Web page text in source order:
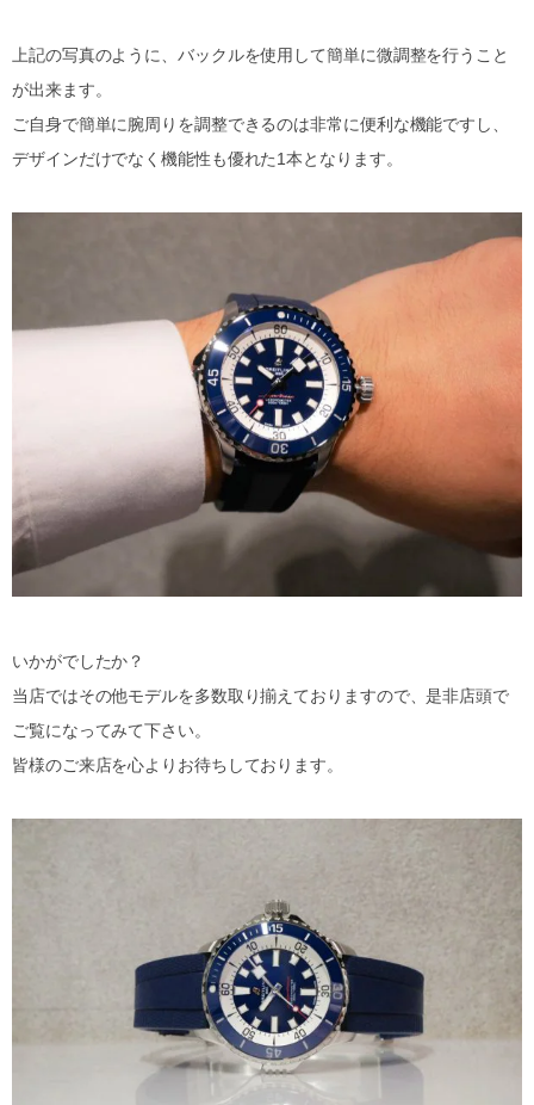
上記の写真のように、バックルを使用して簡単に微調整を行うこと
が出来ます。
ご自身で簡単に腕周りを調整できるのは非常に便利な機能ですし、
デザインだけでなく機能性も優れた1本となります。
いかがでしたか？
当店ではその他モデルを多数取り揃えておりますので、是非店頭で
ご覧になってみて下さい。
皆様のご来店を心よりお待ちしております。